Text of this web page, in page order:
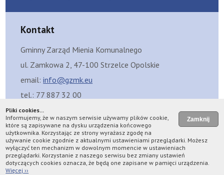
Kontakt
Gminny Zarząd Mienia Komunalnego
ul. Zamkowa 2, 47-100 Strzelce Opolskie
email:info@gzmk.eu
tel.: 77 887 32 00
Skrzynka eDoręczeń: AE:PL-99429-12325-FGBFC-08
Skrzynka ePUAP: /GZMKStrzelceOpolskie/SkrytkaESP
Licznik odwiedzin: 6415457
Data aktualizacji: 7 sierpień 2026
design byfast4net
Pliki cookies...
Informujemy, że w naszym serwisie używamy plików cookie,
które są zapisywane na dysku urządzenia końcowego
użytkownika. Korzystając ze strony wyrażasz zgodę na
używanie cookie zgodnie z aktualnymi ustawieniami przeglądarki. Możesz
wyłączyć ten mechanizm w dowolnym momencie w ustawieniach
przeglądarki. Korzystanie z naszego serwisu bez zmiany ustawień
dotyczących cookies oznacza, że będą one zapisane w pamięci urządzenia.
Więcej ››